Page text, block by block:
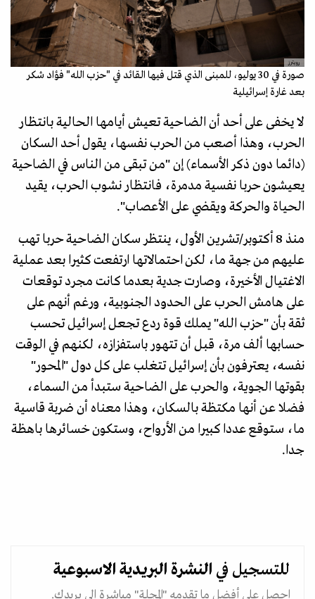
رويترز
صورة في 30 يوليو، للمبنى الذي قتل فيها القائد في "حزب الله" فؤاد شكر
بعد غارة إسرائيلية
لا يخفى على أحد أن الضاحية تعيش أيامها الحالية بانتظار
الحرب، وهذا أصعب من الحرب نفسها، يقول أحد السكان
(دائما دون ذكر الأسماء) إن "من تبقى من الناس في الضاحية
يعيشون حربا نفسية مدمرة، فانتظار نشوب الحرب، يقيد
الحياة والحركة ويقضي على الأعصاب".
منذ 8 أكتوبر/تشرين الأول، ينتظر سكان الضاحية حربا تهب
عليهم من جهة ما، لكن احتمالاتها ارتفعت كثيرا بعد عملية
الاغتيال الأخيرة، وصارت جدية بعدما كانت مجرد توقعات
على هامش الحرب على الحدود الجنوبية، ورغم أنهم على
ثقة بأن "حزب الله" يملك قوة ردع تجعل إسرائيل تحسب
حسابها ألف مرة، قبل أن تتهور باستفزازه، لكنهم في الوقت
نفسه، يعترفون بأن إسرائيل تتغلب على كل دول "المحور"
بقوتها الجوية، والحرب على الضاحية ستبدأ من السماء،
فضلا عن أنها مكتظة بالسكان، وهذا معناه أن ضربة قاسية
ما، ستوقع عددا كبيرا من الأرواح، وستكون خسائرها باهظة
جدا.
للتسجيل في النشرة البريدية الاسبوعية
احصل على أفضل ما تقدمه "المجلة" مباشرة الى بريدك.